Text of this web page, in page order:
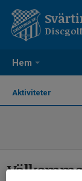
Hem
Discgolf
Aktiviteter